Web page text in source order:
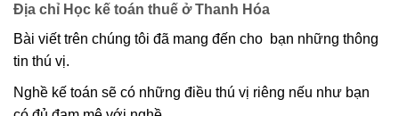
Địa chỉ Học kế toán thuế ở Thanh Hóa
Bài viết trên chúng tôi đã mang đến cho bạn những thông
tin thú vị.
Nghề kế toán sẽ có những điều thú vị riêng nếu như bạn